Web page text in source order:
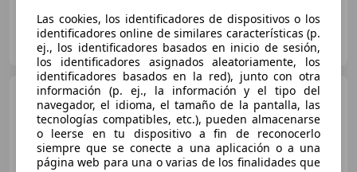
Particular
ES-03550 alicante
MINI One
Las cookies, los identificadores de dispositivos o los
identificadores online de similares características (p.
ej., los identificadores basados en inicio de sesión,
los identificadores asignados aleatoriamente, los
identificadores basados en la red), junto con otra
información (p. ej., la información y el tipo del
navegador, el idioma, el tamaño de la pantalla, las
tecnologías compatibles, etc.), pueden almacenarse
o leerse en tu dispositivo a fin de reconocerlo
siempre que se conecte a una aplicación o a una
página web para una o varias de los finalidades que